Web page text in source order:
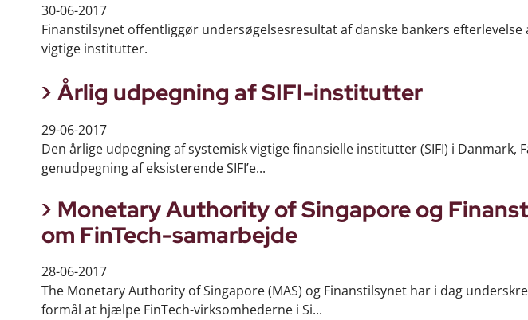
30-06-2017
Finanstilsynet offentliggør undersøgelsesresultat af danske bankers
vigtige institutter.
Årlig udpegning af SIFI-institutter
29-06-2017
Den årlige udpegning af systemisk vigtige finansielle institutter (SIFI) i
genudpegning af eksisterende SIFI’e...
Monetary Authority of Singapore og
om FinTech-samarbejde
28-06-2017
The Monetary Authority of Singapore (MAS) og Finanstilsynet har i dag
formål at hjælpe FinTech-virksomhederne i Si...